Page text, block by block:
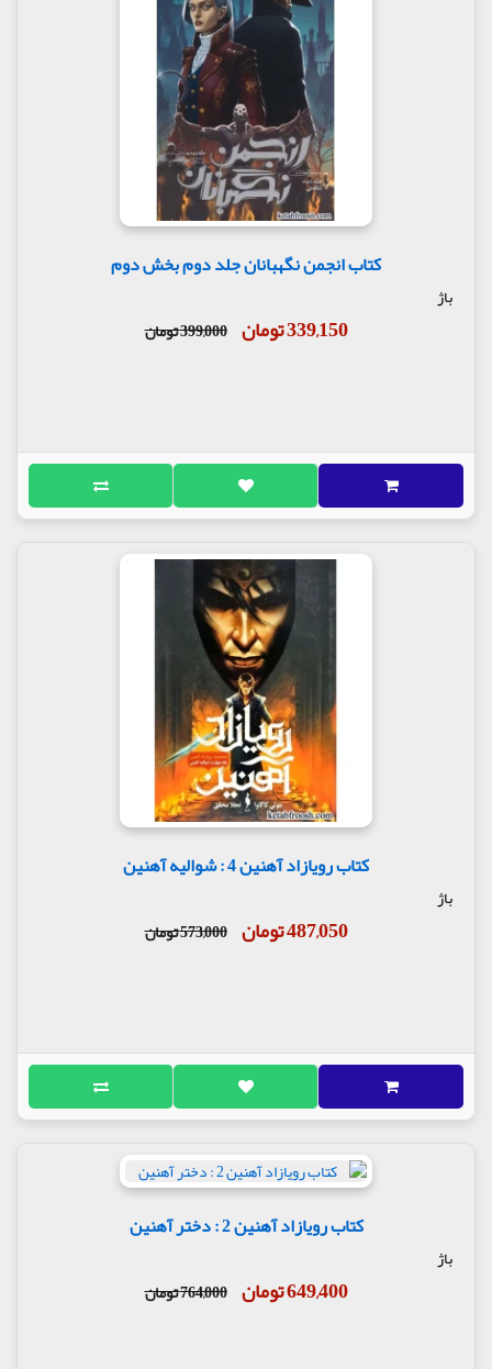
کتاب انجمن نگهبانان جلد دوم بخش دوم
باژ
339,150 تومان 399,000 تومان
کتاب رویازاد آهنین 4 : شوالیه آهنین
باژ
487,050 تومان 573,000 تومان
کتاب رویازاد آهنین 2 : دختر آهنین
باژ
649,400 تومان 764,000 تومان